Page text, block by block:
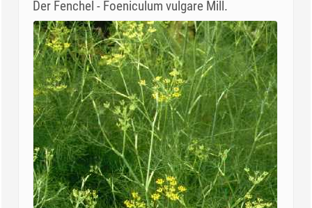
Der Fenchel - Foeniculum vulgare Mill.